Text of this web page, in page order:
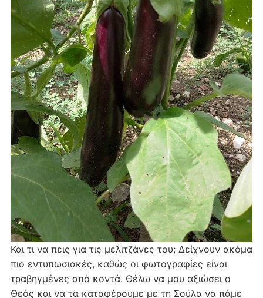
Και τι να πεις για τις μελιτζάνες του; Δείχνουν ακόμα
πιο εντυπωσιακές, καθώς οι φωτογραφίες είναι
τραβηγμένες από κοντά. Θέλω να μου αξιώσει ο
Θεός και να τα καταφέρουμε με τη Σούλα να πάμε